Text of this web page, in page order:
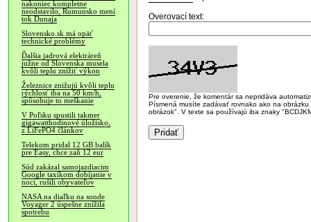
nakoniec kompletne
neodstavilo, Rumunsko mení
tok Dunaja
Slovensko.sk má opäť
technické problémy
Ďalšia jadrová elektráreň
južne od Slovenska musela
kvôli teplu znížiť výkon
Železnice znižujú kvôli teplu
rýchlosť iba na 50 km/h,
spôsobuje to meškanie
V Poľsku spustili takmer
gigawatthodinové úložisko,
z LiFePO4 článkov
Telekom pridal 12 GB balík
pre Easy, chce zaň 12 eur
Súd zakázal samojazdiacim
Google taxíkom dobíjanie v
noci, rušili obyvateľov
NASA na diaľku na sonde
Voyager 2 úspešne znížila
spotrebu
Overovací text:
Pre overenie, že komentár sa nepridáva
Písmená musíte zadávať rovnako ako na
obrázok". V texte sa používajú iba znaky